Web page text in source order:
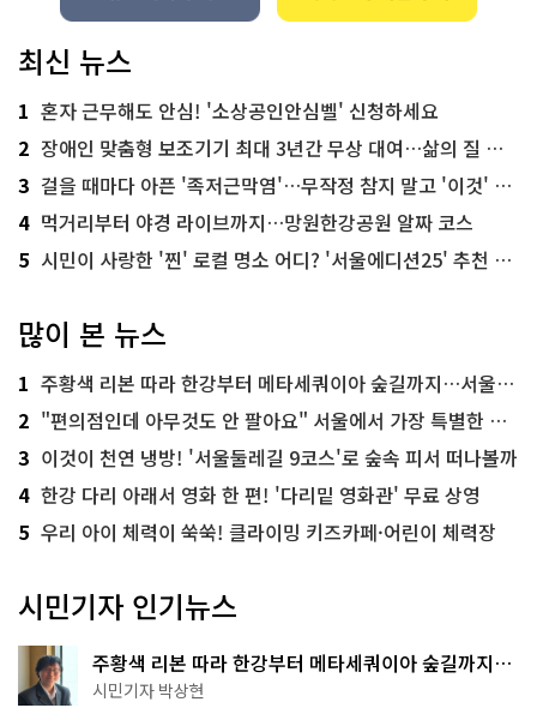
최신 뉴스
1 혼자 근무해도 안심! '소상공인안심벨' 신청하세요
2 장애인 맞춤형 보조기기 최대 3년간 무상 대여…삶의 질 높인다
3 걸을 때마다 아픈 '족저근막염'…무작정 참지 말고 '이것' 해보세요!
4 먹거리부터 야경 라이브까지…망원한강공원 알짜 코스
5 시민이 사랑한 '찐' 로컬 명소 어디? '서울에디션25' 추천 코스
많이 본 뉴스
1 주황색 리본 따라 한강부터 메타세쿼이아 숲길까지…서울둘레길 15코스
2 "편의점인데 아무것도 안 팔아요" 서울에서 가장 특별한 편의점의 정체
3 이것이 천연 냉방! '서울둘레길 9코스'로 숲속 피서 떠나볼까
4 한강 다리 아래서 영화 한 편! '다리밑 영화관' 무료 상영
5 우리 아이 체력이 쑥쑥! 클라이밍 키즈카페·어린이 체력장
시민기자 인기뉴스
주황색 리본 따라 한강부터 메타세쿼이아 숲길까지…
서울둘레길 15코스
시민기자 박상현